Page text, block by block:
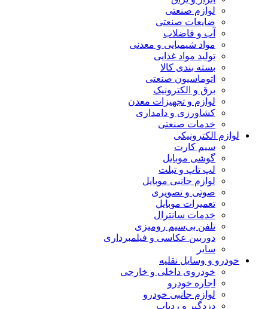
لوازم صنعتی
ضایعات صنعتی
آب و فاضلاب
مواد شیمیایی و معدنی
تولید مواد غذایی
بسته بندی کالا
اتوماسیون صنعتی
برق و الکترونیک
لوازم و تجهیزات معدن
کشاورزی و دامداری
خدمات صنعتی
لوازم الکترونیکی
سیم کارت
گوشی موبایل
لپ تاپ و تبلت
لوازم جانبی موبایل
صوتی و تصویری
تعمیرات موبایل
خدمات سانترال
تلفن بی‌سیم رومیزی
دوربین عکاسی و فیلمبرداری
سایر
خودرو و وسایل نقلیه
خودروی داخلی و خارجی
اجاره خودرو
لوازم جانبی خودرو
دزدگیر و ردیاب